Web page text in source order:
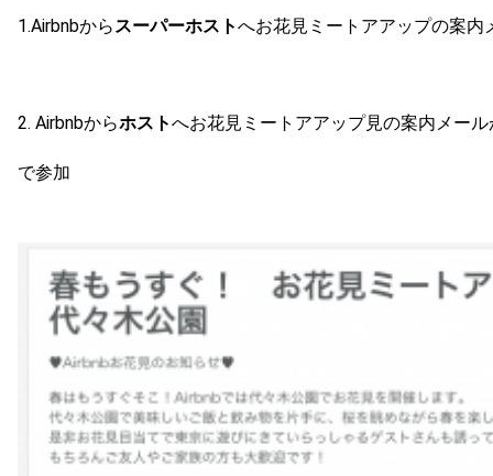
1.Airbnbからスーパーホストへお花見ミートアアップの案内
2. Airbnbからホストへお花見ミートアアップ見の案内メ
で参加